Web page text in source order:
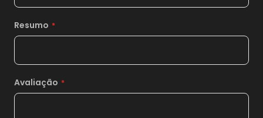
3xsem juros de 377,67
4xsem juros de
7xsem juros de 161,86
Resumo
Avaliação